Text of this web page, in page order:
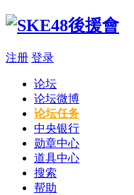
注册 登录
论坛
论坛微博
论坛任务
中央银行
勋章中心
道具中心
搜索
帮助